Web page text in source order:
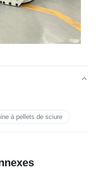
à pellets de sciure